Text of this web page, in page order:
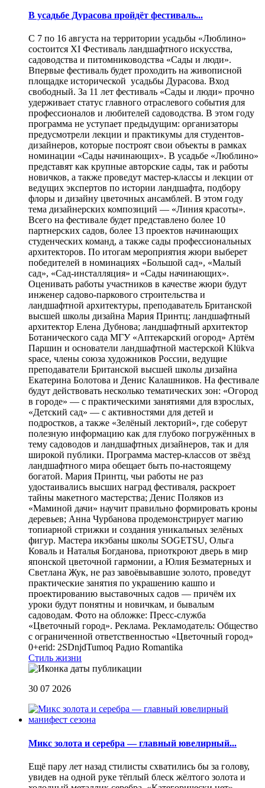
В усадьбе Дурасова пройдёт фестиваль...
С 7 по 16 августа на территории усадьбы «Люблино»
состоится XI Фестиваль ландшафтного искусства,
садоводства и питомниководства «Сады и люди».
Впервые фестиваль будет проходить на живописной
площадке исторической усадьбы Дурасова. Вход
свободный. За 11 лет фестиваль «Сады и люди» прочно
удерживает статус главного отраслевого события для
профессионалов и любителей садоводства. В этом году
программа не уступает предыдущим: организаторы
предусмотрели лекции и практикумы для студентов-
дизайнеров, которые построят свои объекты в рамках
номинации «Сады начинающих». В усадьбе «Люблино»
представят как крупные авторские сады, так и работы
новичков, а также проведут мастер-классы и лекции от
ведущих экспертов по истории ландшафта, подбору
флоры и дизайну цветочных ансамблей. В этом году
тема дизайнерских композиций — «Линия красоты».
Всего на фестивале будет представлено более 10
партнерских садов, более 13 проектов начинающих
студенческих команд, а также сады профессиональных
архитекторов. По итогам мероприятия жюри выберет
победителей в номинациях «Большой сад», «Малый
сад», «Сад-инсталляция» и «Сады начинающих».
Оценивать работы участников в качестве жюри будут
инженер садово-паркового строительства и
ландшафтной архитектуры, преподаватель Британской
высшей школы дизайна Мария Принтц; ландшафтный
архитектор Елена Дубнова; ландшафтный архитектор
Ботанического сада МГУ «Аптекарский огород» Артём
Паршин и основатели ландшафтной мастерской Klükva
space, члены союза художников России, ведущие
преподаватели Британской высшей школы дизайна
Екатерина Болотова и Денис Калашников. На фестивале
будут действовать несколько тематических зон: «Огород
в городе» — с практическими занятиями для взрослых,
«Детский сад» — с активностями для детей и
подростков, а также «Зелёный лекторий», где соберут
полезную информацию как для глубоко погружённых в
тему садоводов и ландшафтных дизайнеров, так и для
широкой публики. Программа мастер-классов от звёзд
ландшафтного мира обещает быть по-настоящему
богатой. Мария Принтц, чьи работы не раз
удостаивались высших наград фестиваля, раскроет
тайны макетного мастерства; Денис Поляков из
«Маминой дачи» научит правильно формировать кроны
деревьев; Анна Чурбанова продемонстрирует магию
топиарной стрижки и создания уникальных зелёных
фигур. Мастера икэбаны школы SOGETSU, Ольга
Коваль и Наталья Богданова, приоткроют дверь в мир
японской цветочной гармонии, а Юлия Безматерных и
Светлана Жук, не раз завоёвывавшие золото, проведут
практические занятия по украшению кашпо и
проектированию выставочных садов — причём их
уроки будут понятны и новичкам, и бывалым
садоводам. Фото на обложке: Пресс-служба
«Цветочный город». Реклама. Рекламодатель: Общество
с ограниченной ответственностью «Цветочный город»
0+erid: 2SDnjdTumoq Радио Romantika
Стиль жизни
30 07 2026
Микс золота и серебра — главный ювелирный...
Ещё пару лет назад стилисты схватились бы за голову,
увидев на одной руке тёплый блеск жёлтого золота и